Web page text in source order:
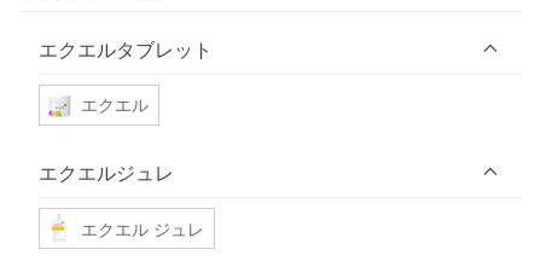
エクエルタブレット
エクエル
エクエルジュレ
エクエル ジュレ